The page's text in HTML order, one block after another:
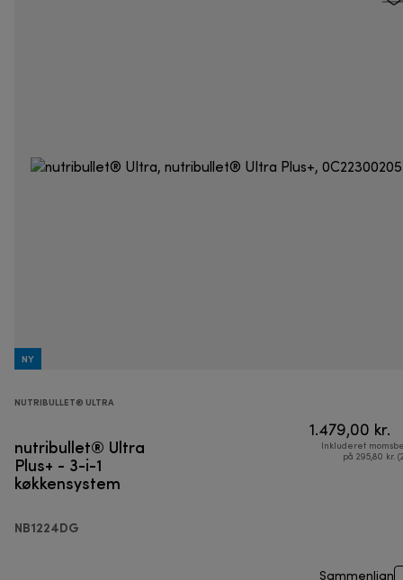
NY
NUTRIBULLET® ULTRA
nutribullet® Ultra
Plus+ - 3-i-1
køkkensystem
NB1224DG
1.479,00 kr.
Inkluderet
på 295,80 kr.
Sammenlign